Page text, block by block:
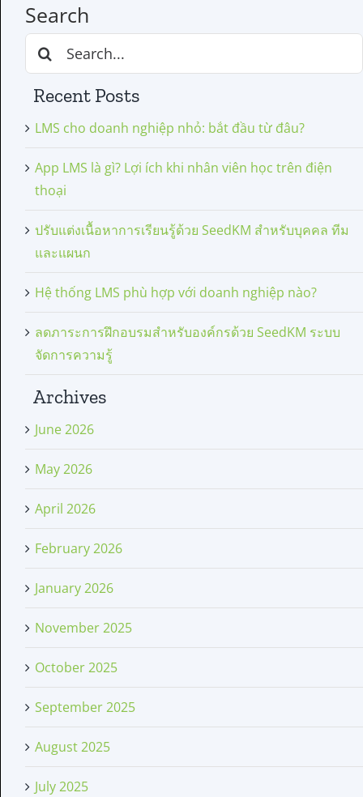
Search
Search
for:
Recent Posts
LMS cho doanh nghiệp nhỏ: bắt đầu từ đâu?
App LMS là gì? Lợi ích khi nhân viên học trên điện
thoại
ปรับแต่งเนื้อหาการเรียนรู้ด้วย SeedKM สำหรับบุคคล ทีม
และแผนก
Hệ thống LMS phù hợp với doanh nghiệp nào?
ลดภาระการฝึกอบรมสำหรับองค์กรด้วย SeedKM ระบบ
จัดการความรู้
Archives
June 2026
May 2026
April 2026
February 2026
January 2026
November 2025
October 2025
September 2025
August 2025
July 2025